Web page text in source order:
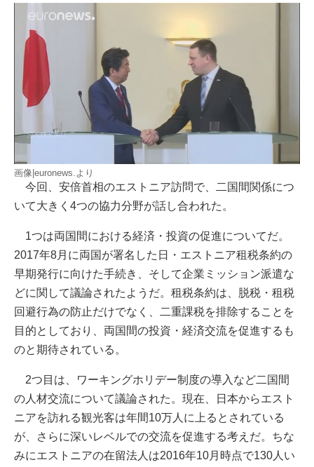
画像|euronews.より
今回、安倍首相のエストニア訪問で、二国間関係につ
いて大きく4つの協力分野が話し合われた。
1つは両国間における経済・投資の促進についてだ。
2017年8月に両国が署名した日・エストニア租税条約の
早期発行に向けた手続き、そして企業ミッション派遣な
どに関して議論されたようだ。租税条約は、脱税・租税
回避行為の防止だけでなく、二重課税を排除することを
目的としており、両国間の投資・経済交流を促進するも
のと期待されている。
2つ目は、ワーキングホリデー制度の導入など二国間
の人材交流について議論された。現在、日本からエスト
ニアを訪れる観光客は年間10万人に上るとされている
が、さらに深いレベルでの交流を促進する考えだ。ちな
みにエストニアの在留法人は2016年10月時点で130人い